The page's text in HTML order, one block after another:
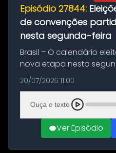
Episódio 27844:
de convenções
nesta segunda-feira
Brasil – O calendário
nova etapa nesta
início do período
partidárias. Até 5 de
federações poderão
20/07/2026 11:00
Ouça o texto
Ver Episódio